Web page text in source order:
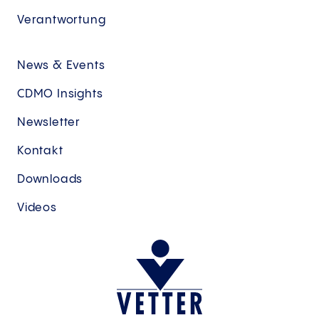
Verantwortung
News & Events
CDMO Insights
Newsletter
Kontakt
Downloads
Videos